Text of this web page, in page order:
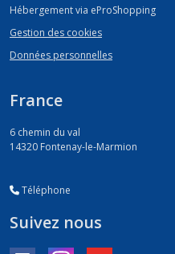
Hébergement via eProShopping
Gestion des cookies
Données personnelles
France
6 chemin du val
14320 Fontenay-le-Marmion
Téléphone
Suivez nous